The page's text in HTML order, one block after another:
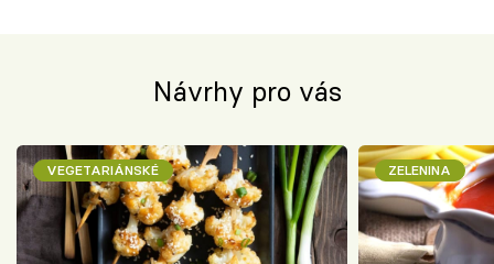
Návrhy pro vás
VEGETARIÁNSKÉ ZELENINA